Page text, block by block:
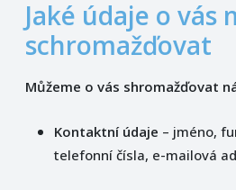
Jaké údaje o vás
schromažďovat
Můžeme o vás shromažďovat
Kontaktní údaje – jméno,
telefonní čísla, e-mailová